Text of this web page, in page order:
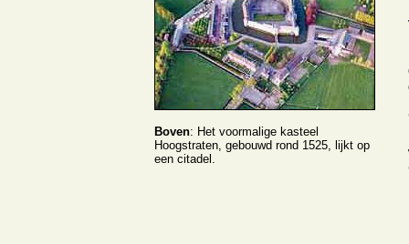
Boven: Het voormalige kasteel
Hoogstraten, gebouwd rond 1525, lijkt op
een citadel.